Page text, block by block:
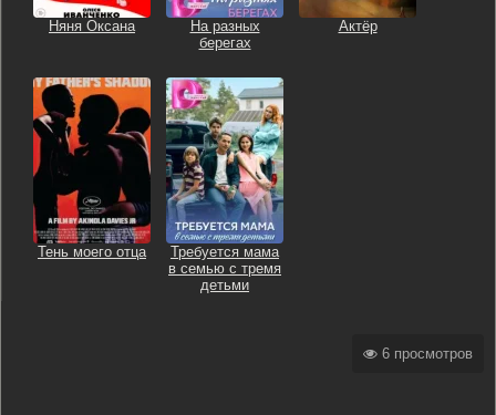
Няня Оксана
На разных
берегах
Актёр
Тень моего отца
Требуется мама
в семью с тремя
детьми
6 просмотров